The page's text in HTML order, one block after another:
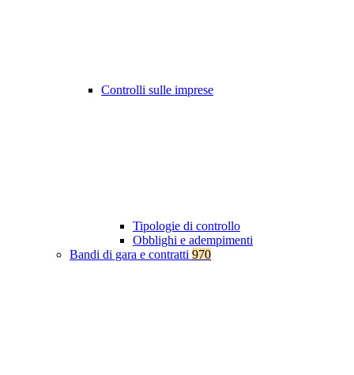
Controlli sulle imprese
Tipologie di controllo
Obblighi e adempimenti
Bandi di gara e contratti 970